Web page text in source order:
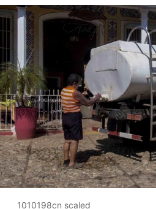
1010198cn scaled